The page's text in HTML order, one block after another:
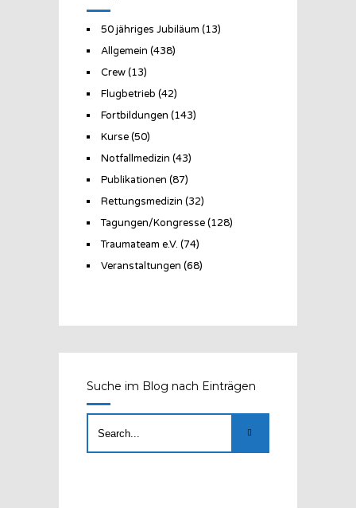
50 jähriges Jubiläum (13)
Allgemein (438)
Crew(13)
Flugbetrieb (42)
Fortbildungen (143)
Kurse(50)
Notfallmedizin (43)
Publikationen (87)
Rettungsmedizin (32)
Tagungen/Kongresse(128)
Traumateam e.V. (74)
Veranstaltungen (68)
Suche im Blog nach Einträgen